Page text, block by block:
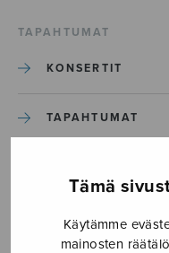
Tämä
Käytämme
mainosten
TAPAHTUMAT
KONSERTIT
TAPAHTUMAT
Etusivu › Media ›